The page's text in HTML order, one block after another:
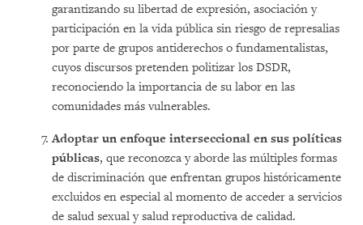
garantizando su libertad de expresión, asociación y
participación en la vida pública sin riesgo de represalias
por parte de grupos antiderechos o fundamentalistas,
cuyos discursos pretenden politizar los DSDR,
reconociendo la importancia de su labor en las
comunidades más vulnerables.
Adoptar un enfoque interseccional en sus políticas
públicas, que reconozca y aborde las múltiples formas
de discriminación que enfrentan grupos históricamente
excluidos en especial al momento de acceder a servicios
de salud sexual y salud reproductiva de calidad.